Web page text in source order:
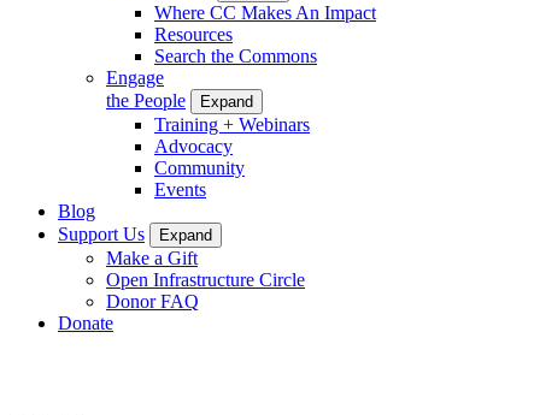
Where CC Makes An Impact
Resources
Search the Commons
Engage
the People
Expand
Training + Webinars
Advocacy
Community
Events
Blog
Support Us
Expand
Make a Gift
Open Infrastructure Circle
Donor FAQ
Donate